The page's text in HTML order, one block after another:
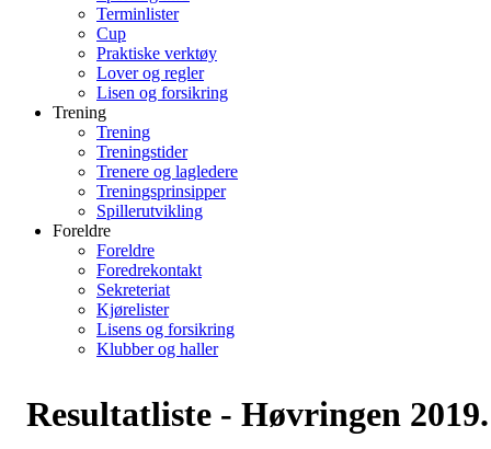
Terminlister
Cup
Praktiske verktøy
Lover og regler
Lisen og forsikring
Trening
Trening
Treningstider
Trenere og lagledere
Treningsprinsipper
Spillerutvikling
Foreldre
Foreldre
Foredrekontakt
Sekreteriat
Kjørelister
Lisens og forsikring
Klubber og haller
Resultatliste - Høvringen 2019.